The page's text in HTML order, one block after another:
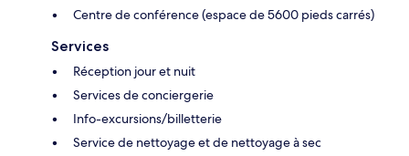
Centre de conférence (espace de 5600 pieds carrés)
Services
Réception jour et nuit
Services de conciergerie
Info-excursions/billetterie
Service de nettoyage et de nettoyage à sec